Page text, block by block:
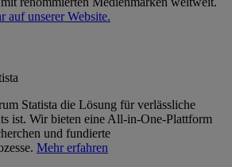
auf unserer Website.
Statista die Lösung für verlässliche
ist. Wir bieten eine All-in-One-Plattform
und fundierte
Mehr erfahren